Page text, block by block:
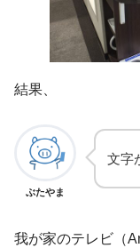
結果、
ぶたやま
文字
我が家のテレビ（